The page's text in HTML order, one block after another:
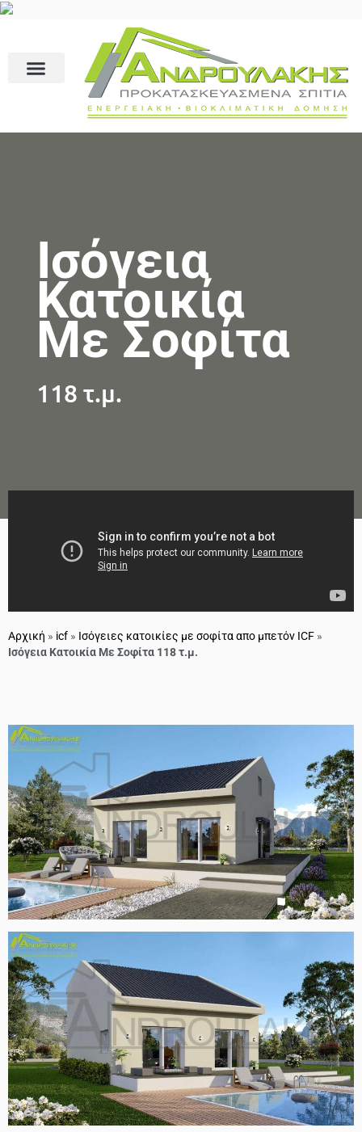
Ισόγεια
Κατοικία
Με Σοφίτα
118 τ.μ.
Αρχική » icf » Ισόγειες κατοικίες με σοφίτα απο μπετόν ICF »
Ισόγεια Κατοικία Με Σοφίτα 118 τ.μ.